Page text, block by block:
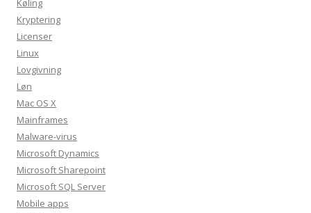
Køling
Kryptering
Licenser
Linux
Lovgivning
Løn
Mac OS X
Mainframes
Malware-virus
Microsoft Dynamics
Microsoft Sharepoint
Microsoft SQL Server
Mobile apps